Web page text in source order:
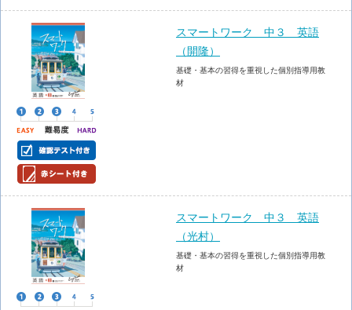
スマートワーク 中３ 英語
（開隆）
基礎・基本の習得を重視した個別指導用教
材
スマートワーク 中３ 英語
（光村）
基礎・基本の習得を重視した個別指導用教
材